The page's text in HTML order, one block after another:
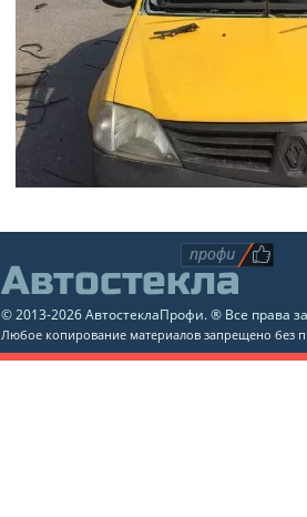
© 2013-2026 АвтостеклаПрофи. ® Все права
Любое копирование материалов запрещено без